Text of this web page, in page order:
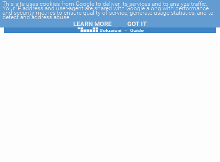
-->
This site uses cookies from Google to deliver its services and to analyze traffic.
Your IP address and user-agent are shared with Google along with performance
and security metrics to ensure quality of service, generate usage statistics, and to
detect and address abuse.
LEARN MORE GOT IT